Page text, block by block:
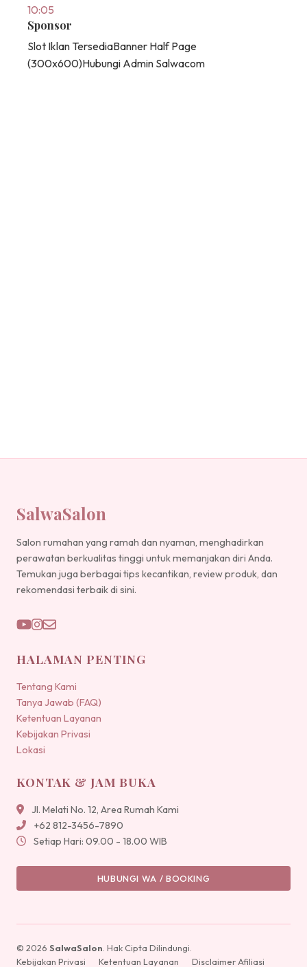
10:05
Sponsor
Slot Iklan TersediaBanner Half Page
(300x600)Hubungi Admin Salwacom
SalwaSalon
Salon rumahan yang ramah dan nyaman, menghadirkan
perawatan berkualitas tinggi untuk memanjakan diri Anda.
Temukan juga berbagai tips kecantikan, review produk, dan
rekomendasi terbaik di sini.
HALAMAN PENTING
Tentang Kami
Tanya Jawab (FAQ)
Ketentuan Layanan
Kebijakan Privasi
Lokasi
KONTAK & JAM BUKA
Jl. Melati No. 12, Area Rumah Kami
+62 812-3456-7890
Setiap Hari: 09.00 - 18.00 WIB
HUBUNGI WA / BOOKING
© 2026 SalwaSalon . Hak Cipta Dilindungi.
Kebijakan Privasi
Ketentuan Layanan Disclaimer Afiliasi